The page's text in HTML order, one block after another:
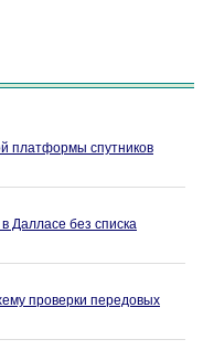
платформы спутников
Далласе без списка
проверки передовых